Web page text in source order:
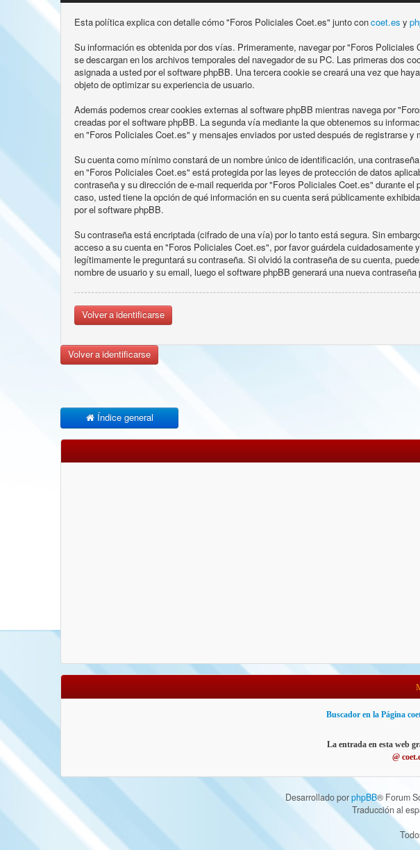
Esta política explica con detalle cómo "Foros Policiales Coet.es" junto con coet.es y
Su información es obtenida por dos vías. Primeramente, navegar por "Foros
se descargan en los archivos temporales del navegador de su PC. Las primeras dos
asignada a usted por el software phpBB. Una tercera cookie se creará una vez que
objeto de optimizar su experiencia de usuario.
Además podemos crear cookies externas al software phpBB mientras navega por
creadas por el software phpBB. La segunda vía mediante la que obtenemos su
en "Foros Policiales Coet.es" y mensajes enviados por usted después de registrarse y
Su cuenta como mínimo constará de un nombre único de identificación, una
en "Foros Policiales Coet.es" está protegida por las leyes de protección de datos
contraseña y su dirección de e-mail requerida por "Foros Policiales Coet.es" durante
caso, usted tiene la opción de qué información en su cuenta será públicamente
por el software phpBB.
Su contraseña está encriptada (cifrado de una vía) por lo tanto está segura. Sin
acceso a su cuenta en "Foros Policiales Coet.es", por favor guárdela
legítimamente le preguntará su contraseña. Si olvidó la contraseña de su cuenta,
nombre de usuario y su email, luego el software phpBB generará una nueva contraseña
Volver a identificarse
Volver a identificarse
Índice general
Buscador en la Página
La entrada en esta web
@
Desarrollado porphpBB® Forum
Traducción al